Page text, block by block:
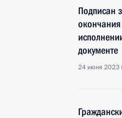
Подписан
документе
24 июня 2023